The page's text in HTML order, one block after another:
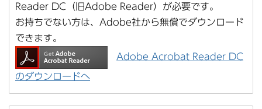
Reader DC（旧Adobe Reader）が必要です。
お持ちでない方は、Adobe社から無償でダウンロード
できます。
Adobe Acrobat Reader DC
のダウンロードへ